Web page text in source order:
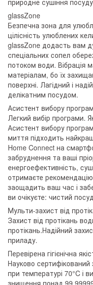
glassZone
Безпечна зона для
цілісність улюблених
glassZone додасть вам
спеціальних сопел
потоком води. Вібрація
матеріалам, бо їх
поверхні. Лагідний і
делікатним посудом.
Асистент вибору
Легкий вибір програми.
Асистент вибору
миття підходить
Home Connect на
забруднення та ваші
енергоефективність,
отримаєте
заощадить ваш час і
ви очікуєте: чистий
Мульти-захист від
Захист від протікань
протікань.Надійний
приладу.
Перевірена гігієнічна
Науково сертифікований
при температурі 70°C і
знищення понад